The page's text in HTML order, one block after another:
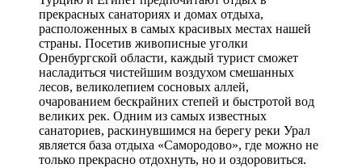
прекрасных санаториях и домах отдыха,
расположенных в самых красивых местах нашей
страны. Посетив живописные уголки
Оренбургской области, каждый турист сможет
насладиться чистейшим воздухом смешанных
лесов, великолепием сосновых аллей,
очарованием бескрайних степей и быстротой вод
великих рек. Одним из самых известных
санаториев, раскинувшимся на берегу реки Урал
является база отдыха «Самородово», где можно не
только прекрасно отдохнуть, но и оздоровиться.